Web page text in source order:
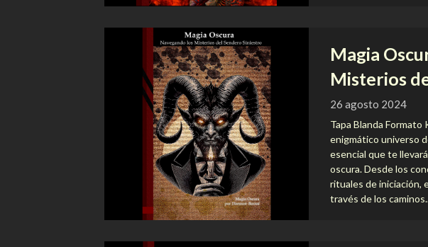
Magia
Misterios
26 agosto 2024
Tapa Blanda
enigmático universo
esencial que te
oscura. Desde los
rituales de iniciación,
través de los